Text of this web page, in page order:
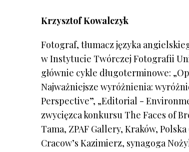
Krzysztof Kowalczyk
Fotograf, tłumacz języka
w Instytucie Twórczej Fotografii
głównie cykle długoterminowe:
Najważniejsze wyróżnienia:
Perspective”, „Editorial -
zwycięzca konkursu The Faces of
Tama, ZPAF Gallery, Kraków,
Cracow’s Kazimierz, synagoga